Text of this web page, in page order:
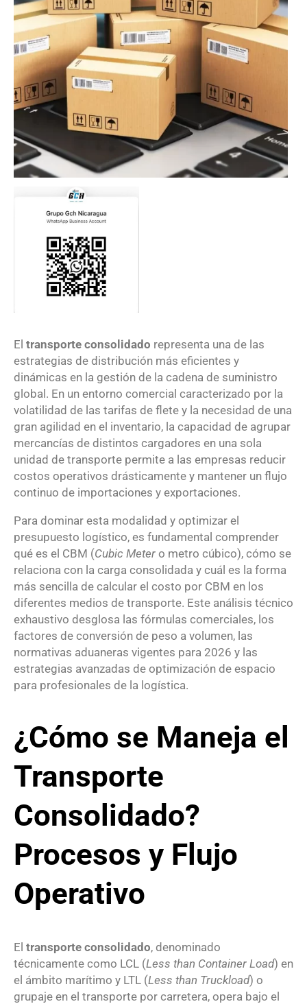
El transporte consolidado representa una de las
estrategias de distribución más eficientes y
dinámicas en la gestión de la cadena de suministro
global. En un entorno comercial caracterizado por la
volatilidad de las tarifas de flete y la necesidad de una
gran agilidad en el inventario, la capacidad de agrupar
mercancías de distintos cargadores en una sola
unidad de transporte permite a las empresas reducir
costos operativos drásticamente y mantener un flujo
continuo de importaciones y exportaciones.
Para dominar esta modalidad y optimizar el
presupuesto logístico, es fundamental comprender
qué es el CBM (Cubic Meter o metro cúbico), cómo se
relaciona con la carga consolidada y cuál es la forma
más sencilla de calcular el costo por CBM en los
diferentes medios de transporte. Este análisis técnico
exhaustivo desglosa las fórmulas comerciales, los
factores de conversión de peso a volumen, las
normativas aduaneras vigentes para 2026 y las
estrategias avanzadas de optimización de espacio
para profesionales de la logística.
¿Cómo se Maneja el
Transporte
Consolidado?
Procesos y Flujo
Operativo
El transporte consolidado, denominado
técnicamente como LCL (Less than Container Load) en
el ámbito marítimo y LTL (Less than Truckload) o
grupaje en el transporte por carretera, opera bajo el